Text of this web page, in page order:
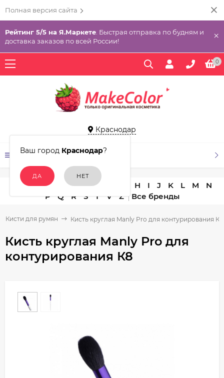
Полная версия сайта
Рейтинг 5/5 на Я.Маркете . Быстрая отправка по будням и
доставка заказов по всей России!
×
0
Краснодар
Ваш город Краснодар?
КАТАЛОГ ТОВАРОВ
A C D E H I J K L M
N
P
Q R S T V Z
Кисти для румян Кисть круглая Manly Pro для контурирования К8
Кисть круглая Manly Pro для
контурирования К8